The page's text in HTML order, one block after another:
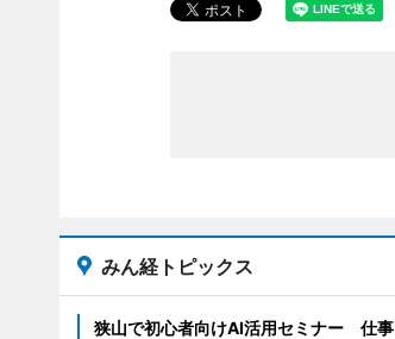
みん経トピックス
狭山で初心者向けAI活用セミナー 仕事